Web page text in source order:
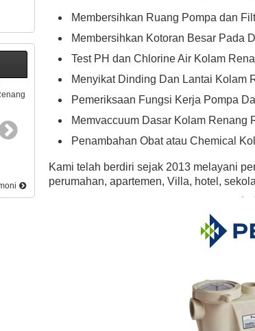
Membersihkan Ruang Pompa dan
Membersihkan Kotoran Besar Pada
Test PH dan Chlorine Air Kolam
Menyikat Dinding Dan Lantai Kolam
Pemeriksaan Fungsi Kerja Pompa
Memvaccuum Dasar Kolam Renang
Penambahan Obat atau Chemical
Kami telah berdiri sejak 2013 melayani
perumahan, apartemen, Villa, hotel,